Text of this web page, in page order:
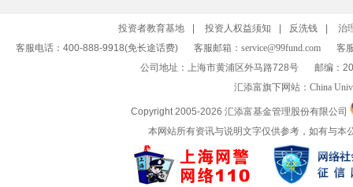
投资者教育基地 投资人权益须知 反洗钱
治
客服电话：400-888-9918(免长途话费)
客服邮箱： service@99fund.com
客
公司地址：上海市黄浦区外马路728号
邮编：
汇添富旗下网站： China
Copyright 2005-2026 汇添富基金管理股份有限公司
本网站所有资讯与说明文字仅供参考，如有与本